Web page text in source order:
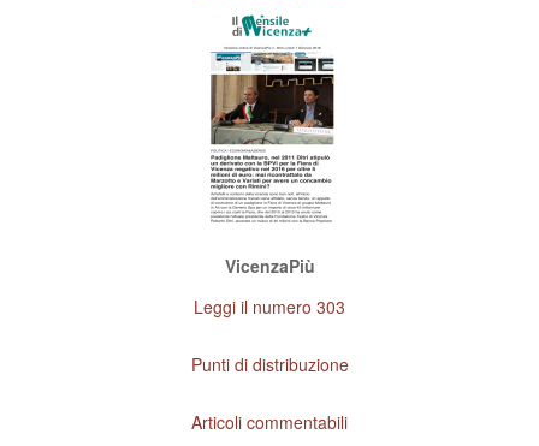
VicenzaPiù
Leggi il numero 303
Punti di distribuzione
Articoli commentabili